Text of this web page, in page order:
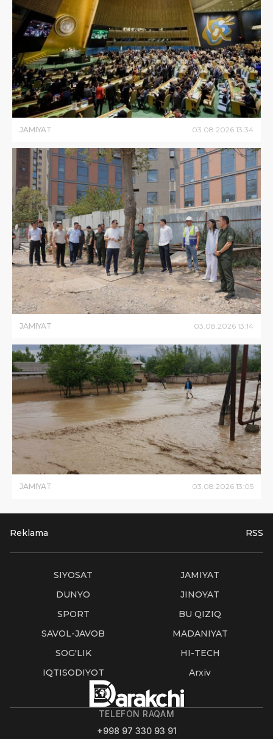
JAMIYAT 03 08 2026 13:34
JAMIYAT 03.08.2026 13:14
JAMIYAT 03.08.2026 13:05
Reklama RSS
SIYOSAT
JAMIYAT
DUNYO
JINOYAT
SPORT
BU QIZIQ
SAVOL-JAVOB
MADANIYAT
SOG'LIK
HI-TECH
IQTISODIYOT
Arxiv
TELEFON RAQAM
+998 97 330 93 91